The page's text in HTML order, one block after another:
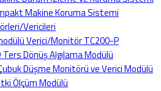
Makine Koruma Sistemi
Vericileri
Verici/Monitör TC200-P
Ters Dönüş Algılama Modülü
Düşme Monitörü ve Verici Modülü
Ölçüm Modülü